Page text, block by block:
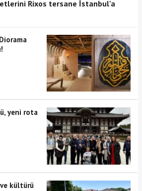
Rixos tersane İstanbul'a
yeni rota
kültürü